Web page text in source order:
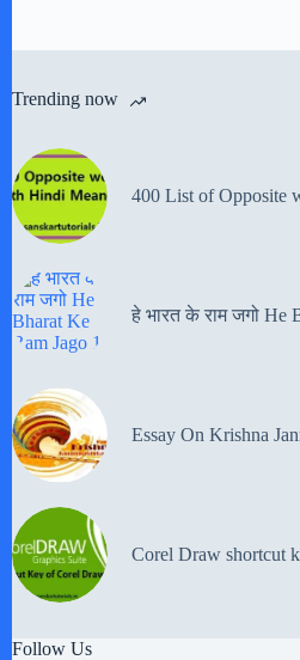
Trending now
400 List of Opposite
हे भारत के राम जगो He
Essay On Krishna
Corel Draw shortcut
Follow Us